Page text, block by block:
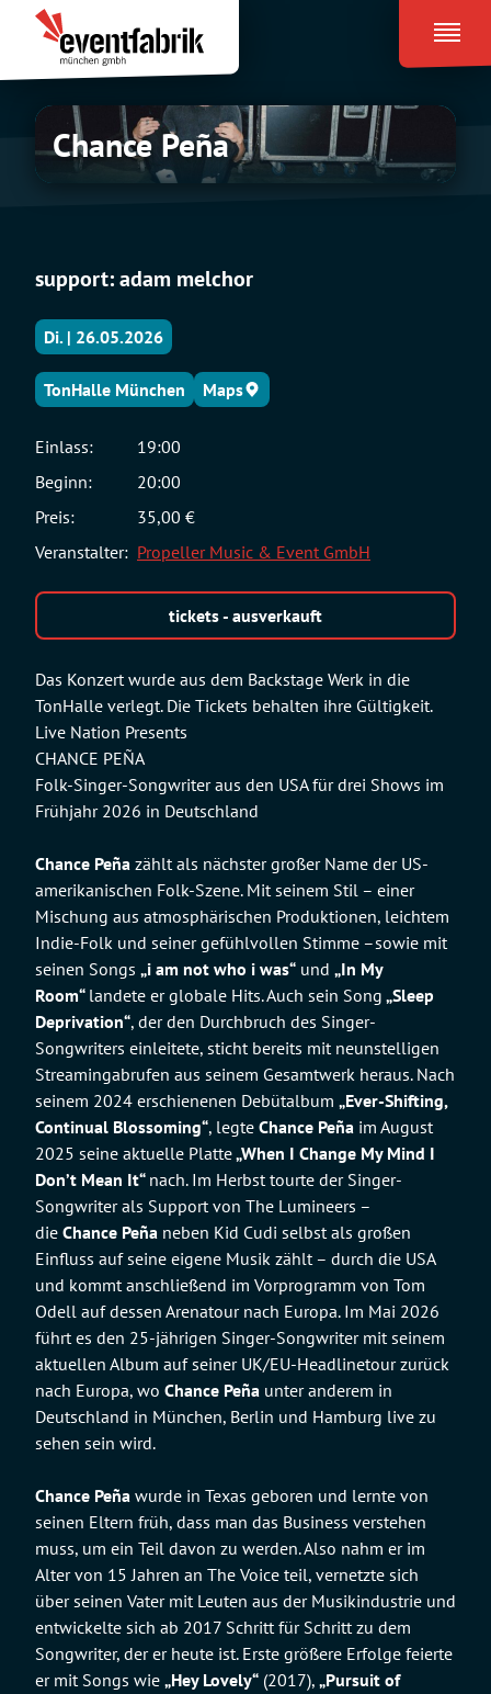
Inhalt
springen
Eventfabrik
München
Chance
Peña
Chance Peña
support: adam melchor
Das Konzert wurde aus dem Backstage Werk in die
TonHalle verlegt. Die Tickets behalten ihre Gültigkeit.
Live Nation Presents
CHANCE PEÑA
Folk-Singer-Songwriter aus den USA für drei Shows im
Frühjahr 2026 in Deutschland
Chance Peña zählt als nächster großer Name der US-
amerikanischen Folk-Szene. Mit seinem Stil – einer
Mischung aus atmosphärischen Produktionen, leichtem
Indie-Folk und seiner gefühlvollen Stimme –sowie mit
seinen Songs „i am not who i was“ und „In My
Room“ landete er globale Hits. Auch sein Song „Sleep
Deprivation“, der den Durchbruch des Singer-
Songwriters einleitete, sticht bereits mit neunstelligen
Streamingabrufen aus seinem Gesamtwerk heraus. Nach
seinem 2024 erschienenen Debütalbum „Ever-Shifting,
Continual Blossoming“, legte Chance Peña im August
2025 seine aktuelle Platte„When I Change My Mind I
Don’t Mean It“ nach. Im Herbst tourte der Singer-
Songwriter als Support von The Lumineers –
die Chance Peña neben Kid Cudi selbst als großen
Einfluss auf seine eigene Musik zählt – durch die USA
und kommt anschließend im Vorprogramm von Tom
Odell auf dessen Arenatour nach Europa. Im Mai 2026
führt es den 25-jährigen Singer-Songwriter mit seinem
aktuellen Album auf seiner UK/EU-Headlinetour zurück
nach Europa, wo Chance Peña unter anderem in
Deutschland in München, Berlin und Hamburg live zu
sehen sein wird.
Chance Peña wurde in Texas geboren und lernte von
seinen Eltern früh, dass man das Business verstehen
muss, um ein Teil davon zu werden. Also nahm er im
Alter von 15 Jahren an The Voice teil, vernetzte sich
über seinen Vater mit Leuten aus der Musikindustrie und
entwickelte sich ab 2017 Schritt für Schritt zu dem
Songwriter, der er heute ist. Erste größere Erfolge feierte
er mit Songs wie „Hey Lovely“ (2017), „Pursuit of
Di. | 26.05.2026
TonHalle München Maps
Einlass:
19:00
Beginn:
20:00
Preis:
35,00 €
Veranstalter: Propeller Music & Event GmbH
tickets - ausverkauft